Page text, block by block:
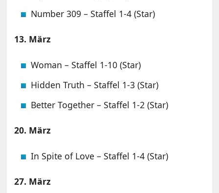
Number 309 – Staffel 1-4 (Star)
13. März
Woman – Staffel 1-10 (Star)
Hidden Truth – Staffel 1-3 (Star)
Better Together – Staffel 1-2 (Star)
20. März
In Spite of Love – Staffel 1-4 (Star)
27. März